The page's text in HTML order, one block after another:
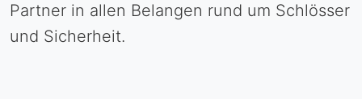
Partner in allen Belangen rund um Schlösser
und Sicherheit.